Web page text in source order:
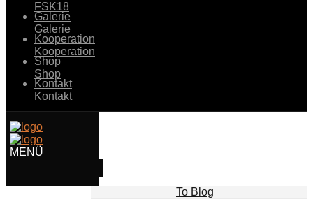
FSK18
Galerie
Galerie
Kooperation
Kooperation
Shop
Shop
Kontakt
Kontakt
To Blog